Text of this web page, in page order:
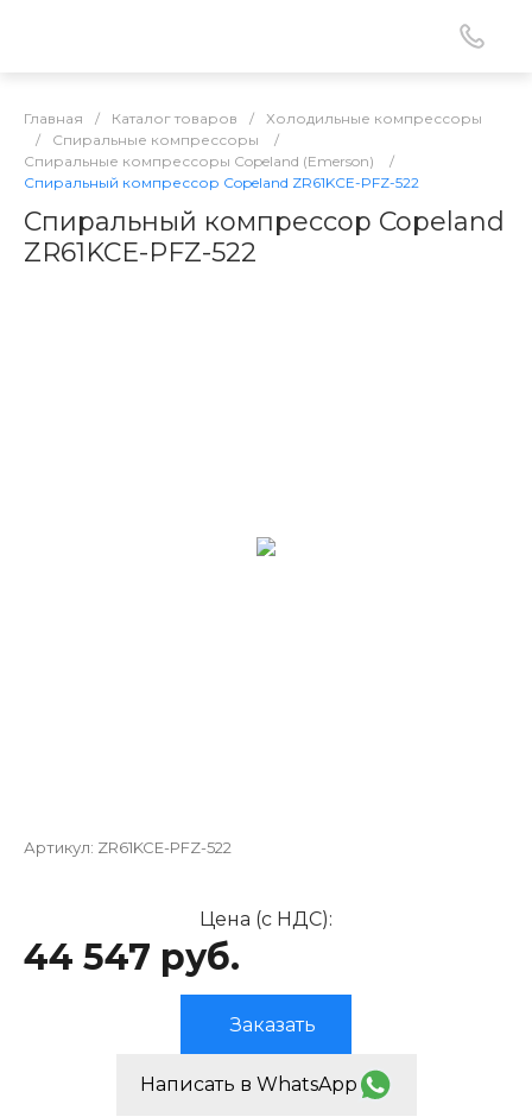
Главная / Каталог товаров /
Холодильные компрессоры
/
Спиральные компрессоры
/
Спиральные компрессоры Copeland (Emerson)
/
Спиральный компрессор Copeland ZR61KCE-PFZ-522
Спиральный компрессор Copeland
ZR61KCE-PFZ-522
Артикул: ZR61KCE-PFZ-522
Цена (с НДС):
44 547 руб.
Заказать
Написать в WhatsApp